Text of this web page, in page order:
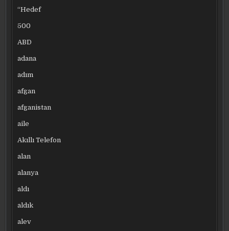
“Hedef
500
ABD
adana
adım
afgan
afganistan
aile
Akıllı Telefon
alan
alanya
aldı
aldık
alev